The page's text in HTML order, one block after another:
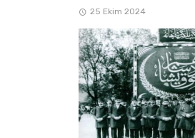
25 Ekim 2024